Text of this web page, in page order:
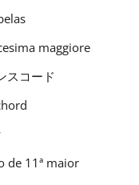
maggiore
スコード
de 11ª maior